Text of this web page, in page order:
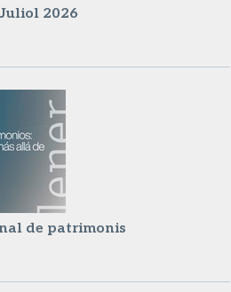
2026
de patrimonis